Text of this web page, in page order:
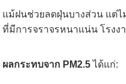
แม้ฝนช่วยลดฝุ่นบางส่วน แต่ไ
ที่มีการจราจรหนาแน่น โรงง
ผลกระทบจาก PM2.5 ได้แก่: